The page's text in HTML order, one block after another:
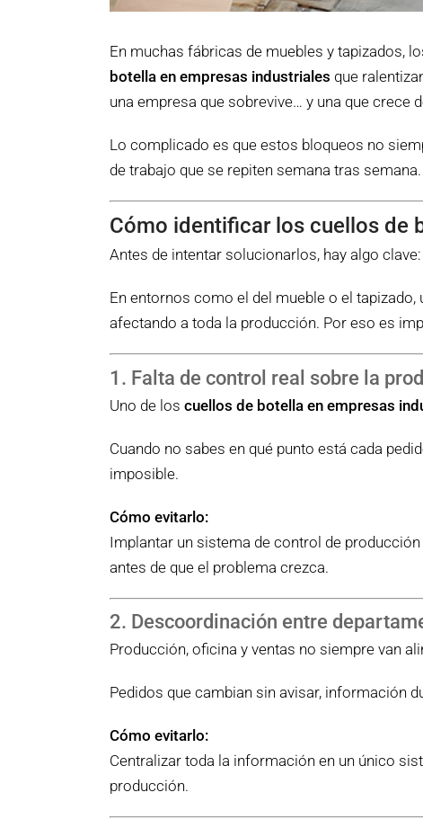
En muchas fábricas de muebles y tapizados,
botella en empresas industriales que
una empresa que sobrevive… y una que crece
Lo complicado es que estos bloqueos no
de trabajo que se repiten semana tras semana.
Cómo identificar los cuellos de
Antes de intentar solucionarlos, hay algo clave:
En entornos como el del mueble o el
afectando a toda la producción. Por eso es
1. Falta de control real sobre la
Uno de los cuellos de botella en empresas
Cuando no sabes en qué punto está cada
imposible.
Cómo evitarlo:
Implantar un sistema de control de
antes de que el problema crezca.
2. Descoordinación entre
Producción, oficina y ventas no siempre van
Pedidos que cambian sin avisar, información
Cómo evitarlo:
Centralizar toda la información en un único
producción.